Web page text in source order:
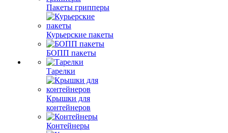
Пакеты грипперы
Курьерские пакеты
БОПП пакеты
Тарелки
Крышки для
контейнеров
Контейнеры